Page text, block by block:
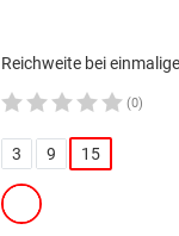
Reichweite bei
(0)
3 9 15